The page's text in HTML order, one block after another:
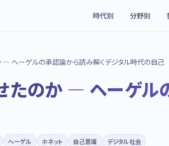
時代別 分野別
ヘーゲルの承認論から読み解くデジタル時代の自己
たのか — ヘーゲル
ヘーゲル ホネット 自己意識 デジタル社会